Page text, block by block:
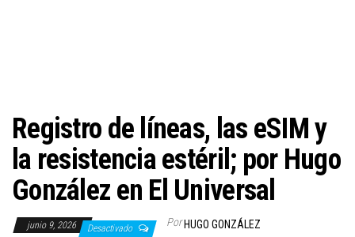
Registro de líneas, las eSIM y
la resistencia estéril; por Hugo
González en El Universal
junio 9, 2026 Desactivado Por HUGO GONZÁLEZ